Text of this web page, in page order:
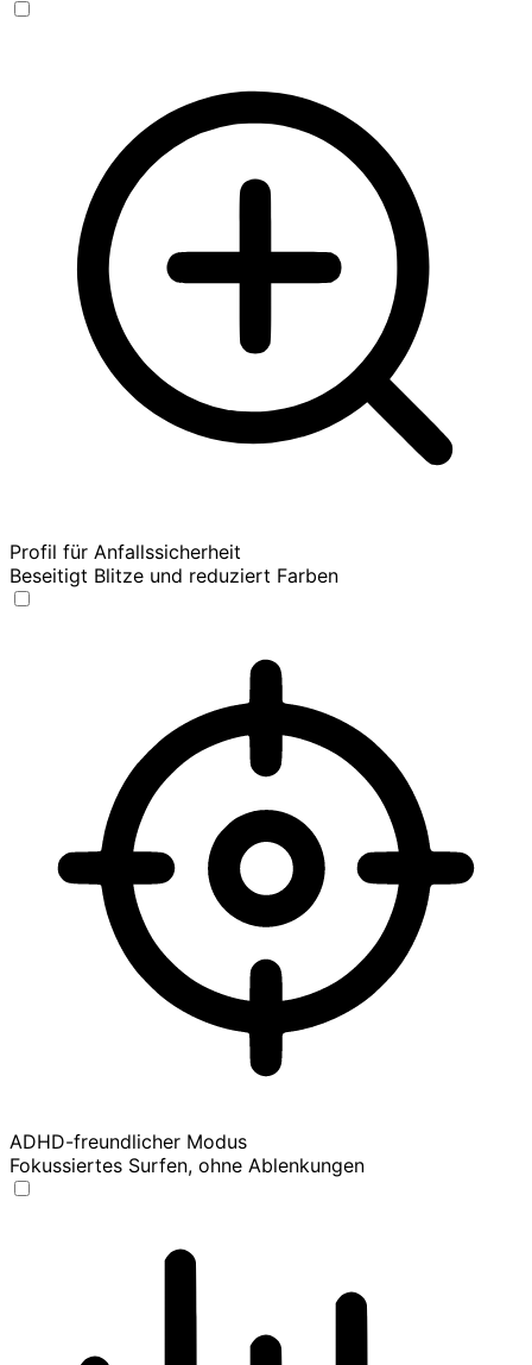
Profil für Anfallssicherheit
Beseitigt Blitze und reduziert Farben
ADHD-freundlicher Modus
Fokussiertes Surfen, ohne Ablenkungen